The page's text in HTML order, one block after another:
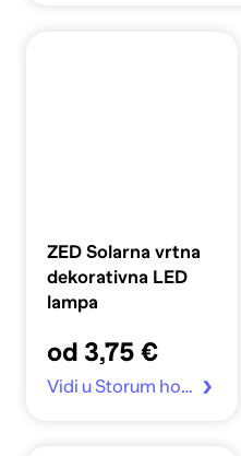
ZED Solarna vrtna
dekorativna LED
lampa
od 3,75 €
Vidi u Storum home